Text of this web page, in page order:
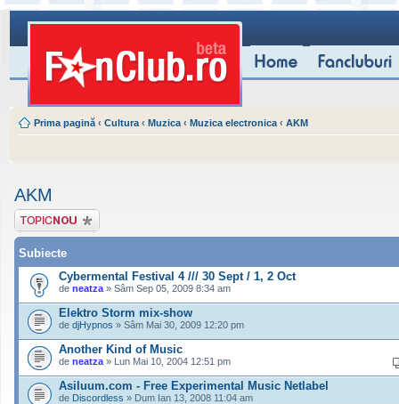
Prima pagină ‹ Cultura ‹ Muzica ‹ Muzica electronica ‹ AKM
AKM
Scrie un subiect
nou
Subiecte
Cybermental Festival 4 /// 30 Sept / 1, 2 Oct
de neatza » Sâm Sep 05, 2009 8:34 am
Elektro Storm mix-show
de djHypnos » Sâm Mai 30, 2009 12:20 pm
Another Kind of Music
de neatza » Lun Mai 10, 2004 12:51 pm
Asiluum.com - Free Experimental Music Netlabel
de Discordless » Dum Ian 13, 2008 11:04 am